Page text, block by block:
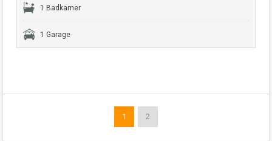
1 Badkamer
1 Garage
1 2